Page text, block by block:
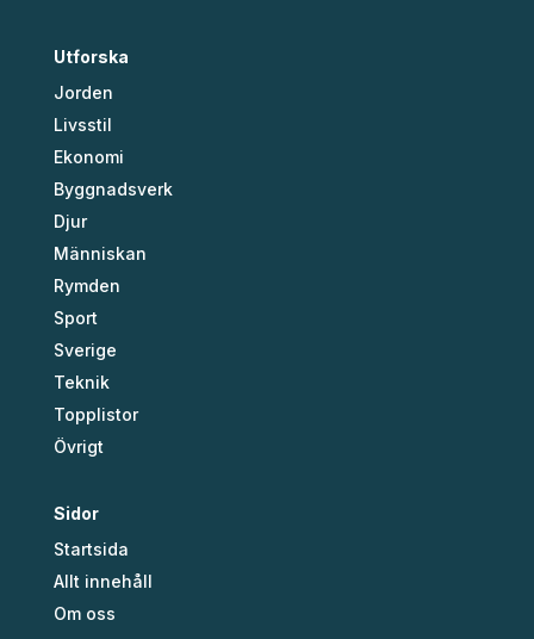
Utforska
Jorden
Livsstil
Ekonomi
Byggnadsverk
Djur
Människan
Rymden
Sport
Sverige
Teknik
Topplistor
Övrigt
Sidor
Startsida
Allt innehåll
Om oss